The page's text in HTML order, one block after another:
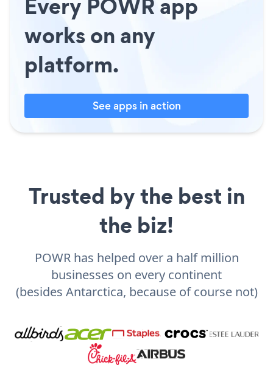
works on any
platform.
See apps in action
Trusted by the best in
the biz!
POWR has helped over a half million
businesses on every continent
(besides Antarctica, because of course not)